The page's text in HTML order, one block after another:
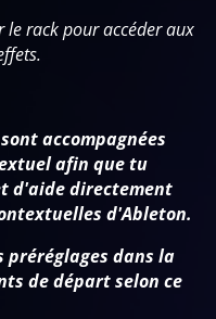
rack pour accéder aux
accompagnées
afin que tu
d'aide directement
d'Ableton.
préréglages dans la
de départ selon ce